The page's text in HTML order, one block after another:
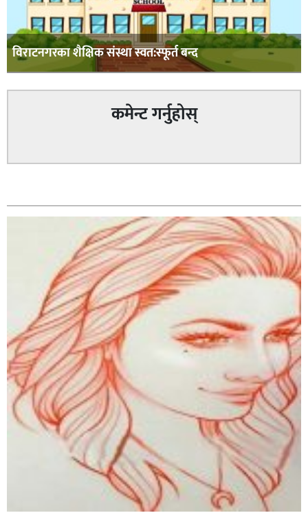
विराटनगरका शैक्षिक संस्था स्वत:स्फूर्त बन्द
कमेन्ट गर्नुहोस्